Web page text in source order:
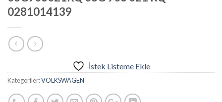
0281014139
İstek Listeme Ekle
Kategoriler:VOLKSWAGEN